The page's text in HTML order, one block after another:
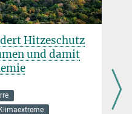
beginnt und sich bis zu
Hitzeschutz
und damit
Klimaextreme